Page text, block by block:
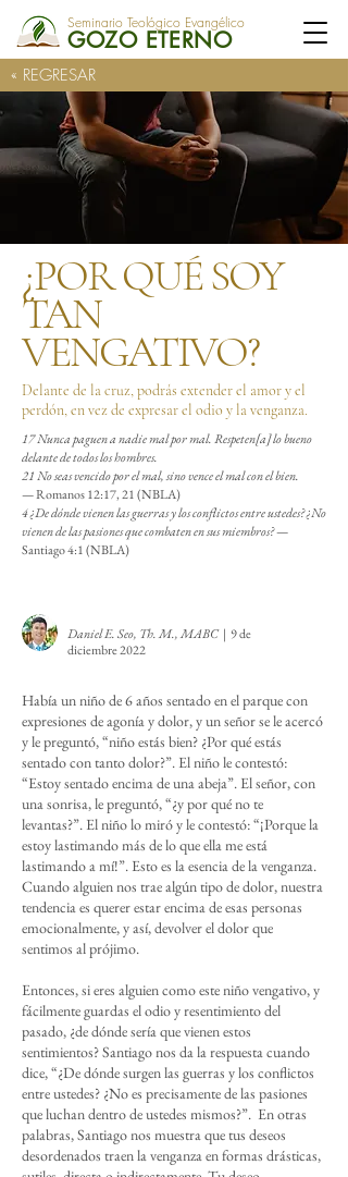
Seminario Teológico Evangélico
GOZO ETERNO
« REGRESAR
¿POR QUÉ SOY
TAN
VENGATIVO?
Delante de la cruz, podrás extender el amor y el
perdón, en vez de expresar el odio y la venganza.
17 Nunca paguen a nadie mal por mal. Respeten[a] lo bueno
delante de todos los hombres.
21 No seas vencido por el mal, sino vence el mal con el bien.
— Romanos 12:17, 21 (NBLA)
4 ¿De dónde vienen las guerras y los conflictos entre ustedes? ¿No
vienen de las pasiones que combaten en sus miembros?—
Santiago 4:1 (NBLA)
Daniel E. Seo, Th. M., MABC| 9 de
diciembre 2022
Había un niño de 6 años sentado en el parque con
expresiones de agonía y dolor, y un señor se le acercó
y le preguntó, “niño estás bien? ¿Por qué estás
sentado con tanto dolor?”. El niño le contestó:
“Estoy sentado encima de una abeja”. El señor, con
una sonrisa, le preguntó, “¿y por qué no te
levantas?”. El niño lo miró y le contestó: “¡Porque la
estoy lastimando más de lo que ella me está
lastimando a mí!”. Esto es la esencia de la venganza.
Cuando alguien nos trae algún tipo de dolor, nuestra
tendencia es querer estar encima de esas personas
emocionalmente, y así, devolver el dolor que
sentimos al prójimo.
Entonces, si eres alguien como este niño vengativo, y
fácilmente guardas el odio y resentimiento del
pasado, ¿de dónde sería que vienen estos
sentimientos? Santiago nos da la respuesta cuando
dice, “¿De dónde surgen las guerras y los conflictos
entre ustedes? ¿No es precisamente de las pasiones
que luchan dentro de ustedes mismos?”. En otras
palabras, Santiago nos muestra que tus deseos
desordenados traen la venganza en formas drásticas,